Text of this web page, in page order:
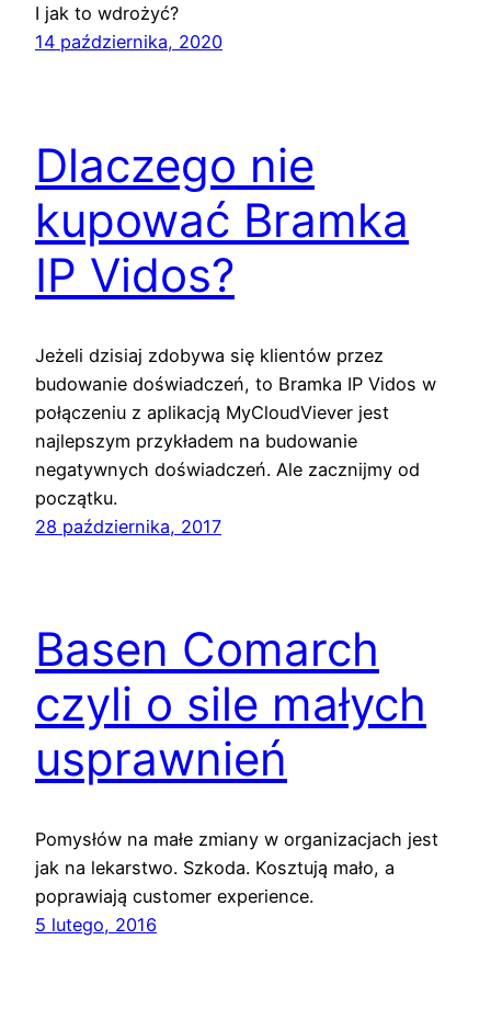
I jak to wdrożyć?
14 października, 2020
Dlaczego nie
kupować Bramka
IP Vidos?
Jeżeli dzisiaj zdobywa się klientów przez
budowanie doświadczeń, to Bramka IP Vidos w
połączeniu z aplikacją MyCloudViever jest
najlepszym przykładem na budowanie
negatywnych doświadczeń. Ale zacznijmy od
początku.
28 października, 2017
Basen Comarch
czyli o sile małych
usprawnień
Pomysłów na małe zmiany w organizacjach jest
jak na lekarstwo. Szkoda. Kosztują mało, a
poprawiają customer experience.
5 lutego, 2016